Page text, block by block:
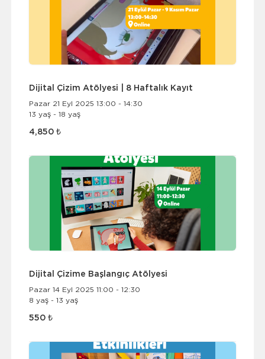
Dijital Çizim Atölyesi | 8 Haftalık Kayıt
Pazar 21 Eyl 2025 13:00 - 14:30
13 yaş - 18 yaş
4,850 ₺
Dijital Çizime Başlangıç Atölyesi
Pazar 14 Eyl 2025 11:00 - 12:30
8 yaş - 13 yaş
550 ₺